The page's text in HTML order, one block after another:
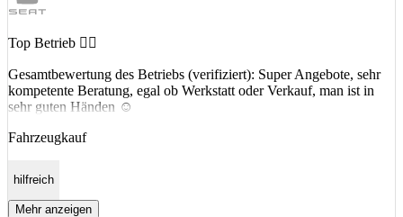
Top Betrieb 👌🏼
Gesamtbewertung des Betriebs (verifiziert): Super Angebote, sehr
kompetente Beratung, egal ob Werkstatt oder Verkauf, man ist in
sehr guten Händen ☺️
Fahrzeugkauf
hilfreich
Mehr anzeigen